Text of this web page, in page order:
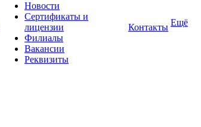
Новости
Сертификаты и
лицензии
Филиалы
Вакансии
Реквизиты
Контакты Ещё